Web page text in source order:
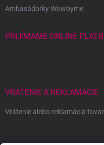
Ambasádorky Wowbyme
PRIJÍMAME ONLINE
VRÁTENIE A REKLAMÁCIE
Vrátenie alebo reklamácia